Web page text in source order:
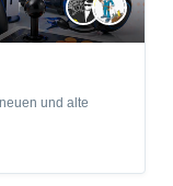
und alte